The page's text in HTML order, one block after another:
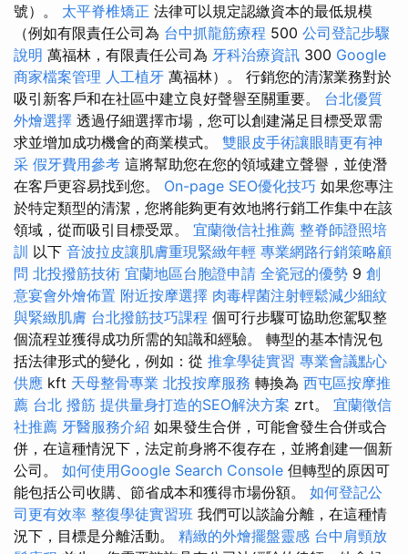
號）。 太平脊椎矯正 法律可以規定認繳資本的最低規模
（例如有限責任公司為 台中抓龍筋療程 500 公司登記步驟
說明 萬福林，有限責任公司為 牙科治療資訊 300 Google
商家檔案管理 人工植牙 萬福林）。 行銷您的清潔業務對於
吸引新客戶和在社區中建立良好聲譽至關重要。 台北優質
外燴選擇 透過仔細選擇市場，您可以創建滿足目標受眾需
求並增加成功機會的商業模式。 雙眼皮手術讓眼睛更有神
采 假牙費用參考 這將幫助您在您的領域建立聲譽，並使潛
在客戶更容易找到您。 On-page SEO優化技巧 如果您專注
於特定類型的清潔，您將能夠更有效地將行銷工作集中在該
領域，從而吸引目標受眾。 宜蘭徵信社推薦 整脊師證照培
訓 以下 音波拉皮讓肌膚重現緊緻年輕 專業網路行銷策略顧
問 北投撥筋技術 宜蘭地區台胞證申請 全瓷冠的優勢 9 創
意宴會外燴佈置 附近按摩選擇 肉毒桿菌注射輕鬆減少細紋
與緊緻肌膚 台北撥筋技巧課程 個可行步驟可協助您駕馭整
個流程並獲得成功所需的知識和經驗。 轉型的基本情況包
括法律形式的變化，例如：從 推拿學徒實習 專業會議點心
供應 kft 天母整骨專業 北投按摩服務 轉換為 西屯區按摩推
薦 台北 撥筋 提供量身打造的SEO解決方案 zrt。 宜蘭徵信
社推薦 牙醫服務介紹 如果發生合併，可能會發生合併或合
併，在這種情況下，法定前身將不復存在，並將創建一個新
公司。 如何使用Google Search Console 但轉型的原因可
能包括公司收購、節省成本和獲得市場份額。 如何登記公
司更有效率 整復學徒實習班 我們可以談論分離，在這種情
況下，目標是分離活動。 精緻的外燴擺盤靈感 台中肩頸放